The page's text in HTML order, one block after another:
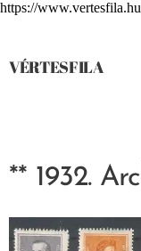
https://
VÉRTESFILA
** 1932.